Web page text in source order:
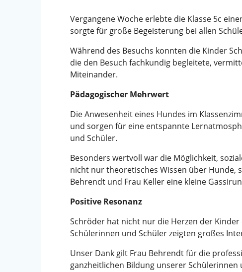
Vergangene Woche erlebte die Klasse 5c
sorgte für große Begeisterung bei allen
Während des Besuchs konnten die Kinder
die den Besuch fachkundig begleitete,
Miteinander.
Pädagogischer Mehrwert
Die Anwesenheit eines Hundes im
und sorgen für eine entspannte
und Schüler.
Besonders wertvoll war die Möglichkeit,
nicht nur theoretisches Wissen über Hunde,
Behrendt und Frau Keller eine kleine
Positive Resonanz
Schröder hat nicht nur die Herzen der
Schülerinnen und Schüler zeigten großes
Unser Dank gilt Frau Behrendt für die
ganzheitlichen Bildung unserer Schülerinnen